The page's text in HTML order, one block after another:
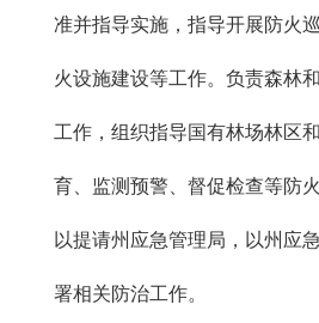
准并指导实施，指导开展防火
火设施建设等工作。负责森林
工作，组织指导国有林场林区
育、监测预警、督促检查等防
以提请州应急管理局，以州应
署相关防治工作。